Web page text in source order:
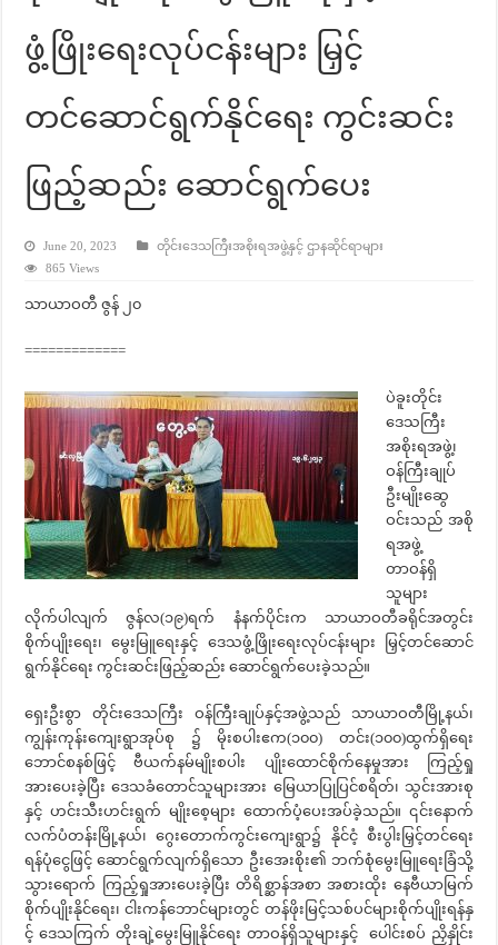
ဖွံ့ဖြိုးရေးလုပ်ငန်းများ မြှင့်
တင်ဆောင်ရွက်နိုင်ရေး ကွင်းဆင်း
ဖြည့်ဆည်း ဆောင်ရွက်ပေး
June 20, 2023
တိုင်းဒေသကြီးအစိုးရအဖွဲ့နှင့် ဌာနဆိုင်ရာများ
865 Views
သာယာဝတီ ဇွန် ၂၀
=============
ပဲခူးတိုင်း
ဒေသကြီး
အစိုးရအဖွဲ့၊
ဝန်ကြီးချုပ်
ဦးမျိုးဆွေ
ဝင်းသည် အစို
ရအဖွဲ့
တာဝန်ရှိ
သူများ
လိုက်ပါလျက် ဇွန်လ(၁၉)ရက် နံနက်ပိုင်းက သာယာဝတီခရိုင်အတွင်း
စိုက်ပျိုးရေး၊ မွေးမြူရေးနှင့် ဒေသဖွံ့ဖြိုးရေးလုပ်ငန်းများ မြှင့်တင်ဆောင်
ရွက်နိုင်ရေး ကွင်းဆင်းဖြည့်ဆည်း ဆောင်ရွက်ပေးခဲ့သည်။
ရှေးဦးစွာ တိုင်းဒေသကြီး ဝန်ကြီးချုပ်နှင့်အဖွဲ့သည် သာယာဝတီမြို့နယ်၊
ကျွန်းကုန်းကျေးရွာအုပ်စု ၌ မိုးစပါးဧက(၁၀၀) တင်း(၁၀၀)ထွက်ရှိရေး
ဘောင်စနစ်ဖြင့် ဗီယက်နမ်မျိုးစပါး ပျိုးထောင်စိုက်နေမှုအား ကြည့်ရှု
အားပေးခဲ့ပြီး ဒေသခံတောင်သူများအား မြေယာပြုပြင်စရိတ်၊ သွင်းအားစု
နှင့် ဟင်းသီးဟင်းရွက် မျိုးစေ့များ ထောက်ပံ့ပေးအပ်ခဲ့သည်။ ၎င်းနောက်
လက်ပံတန်းမြို့နယ်၊ ဂွေးတောက်ကွင်းကျေးရွာ၌ နိုင်ငံ့ စီးပွါးမြှင့်တင်ရေး
ရန်ပုံငွေဖြင့် ဆောင်ရွက်လျက်ရှိသော ဦးအေးစိုး၏ ဘက်စုံမွေးမြူရေးခြံသို့
သွားရောက် ကြည့်ရှုအားပေးခဲ့ပြီး တိရိစ္ဆာန်အစာ အစားထိုး နေဗီယာမြက်
စိုက်ပျိုးနိုင်ရေး၊ ငါးကန်ဘောင်များတွင် တန်ဖိုးမြင့်သစ်ပင်များစိုက်ပျိုးရန်နှ
င့် ဒေသကြက် တိုးချဲ့မွေးမြူနိုင်ရေး တာဝန်ရှိသူများနှင့် ပေါင်းစပ် ညှိနှိုင်း